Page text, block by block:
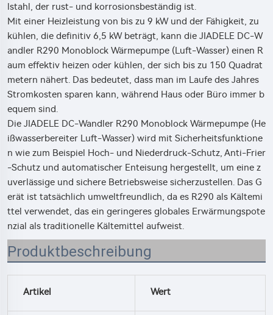
lstahl, der rust- und korrosionsbeständig ist.
Mit einer Heizleistung von bis zu 9 kW und der Fähigkeit, zu
kühlen, die definitiv 6,5 kW beträgt, kann die JIADELE DC-W
andler R290 Monoblock Wärmepumpe (Luft-Wasser) einen R
aum effektiv heizen oder kühlen, der sich bis zu 150 Quadrat
metern nähert. Das bedeutet, dass man im Laufe des Jahres
Stromkosten sparen kann, während Haus oder Büro immer b
equem sind.
Die JIADELE DC-Wandler R290 Monoblock Wärmepumpe (He
ißwasserbereiter Luft-Wasser) wird mit Sicherheitsfunktione
n wie zum Beispiel Hoch- und Niederdruck-Schutz, Anti-Frier
-Schutz und automatischer Enteisung hergestellt, um eine z
uverlässige und sichere Betriebsweise sicherzustellen. Das G
erät ist tatsächlich umweltfreundlich, da es R290 als Kältemi
ttel verwendet, das ein geringeres globales Erwärmungspote
nzial als traditionelle Kältemittel aufweist.
Produktbeschreibung
Artikel Wert